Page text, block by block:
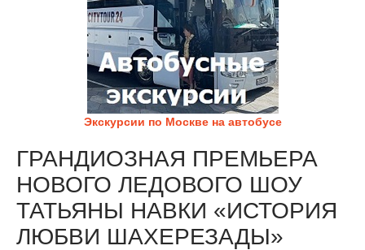
Экскурсии по Москве на автобусе
ГРАНДИОЗНАЯ ПРЕМЬЕРА
НОВОГО ЛЕДОВОГО ШОУ
ТАТЬЯНЫ НАВКИ «ИСТОРИЯ
ЛЮБВИ ШАХЕРЕЗАДЫ»